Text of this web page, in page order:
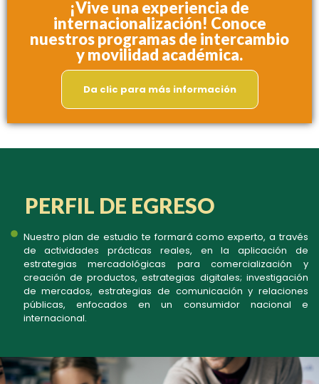
¡Vive una experiencia de
internacionalización! Conoce
nuestros programas de intercambio
y movilidad académica.
Da clic para más información
PERFIL DE EGRESO
Nuestro plan de estudio te formará como experto, a través
de actividades prácticas reales, en la aplicación de
estrategias mercadológicas para comercialización y
creación de productos, estrategias digitales; investigación
de mercados, estrategias de comunicación y relaciones
públicas, enfocados en un consumidor nacional e
internacional.